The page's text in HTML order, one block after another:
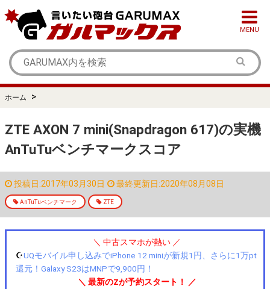
MENU
ホーム >
ZTE AXON 7 mini(Snapdragon 617)の実機
AnTuTuベンチマークスコア
投稿日:2017年03月30日 最終更新日:2020年08月08日
AnTuTuベンチマーク ZTE
＼ 中古スマホが熱い ／
☪️UQモバイル申し込みでiPhone 12 miniが新規1円、さらに1万pt
還元！Galaxy S23はMNPで9,900円！
＼ 最新のZが予約スタート！ ／